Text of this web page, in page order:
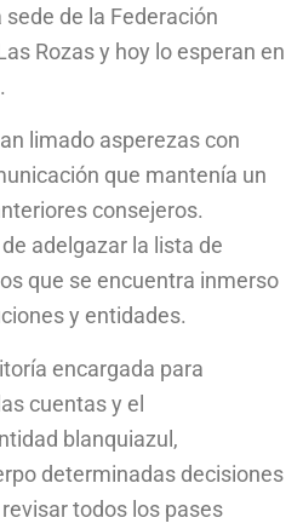
sede de la Federación
Rozas y hoy lo esperan en
limado asperezas con
que mantenía un
consejeros.
adelgazar la lista de
que se encuentra inmerso
y entidades.
encargada para
cuentas y el
blanquiazul,
determinadas decisiones
todos los pases